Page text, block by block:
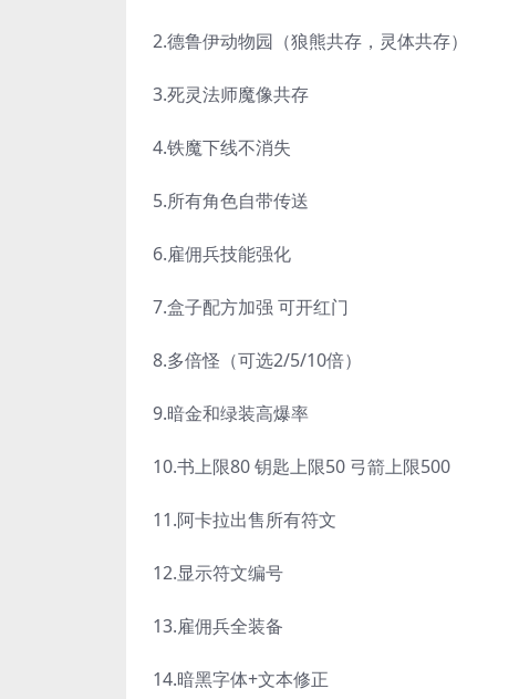
2.德鲁伊动物园（狼熊共存，灵体共存）
3.死灵法师魔像共存
4.铁魔下线不消失
5.所有角色自带传送
6.雇佣兵技能强化
7.盒子配方加强 可开红门
8.多倍怪（可选2/5/10倍）
9.暗金和绿装高爆率
10.书上限80 钥匙上限50 弓箭上限500
11.阿卡拉出售所有符文
12.显示符文编号
13.雇佣兵全装备
14.暗黑字体+文本修正